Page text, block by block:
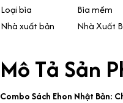
Loại bìa
Bìa mềm
Nhà xuất bản
Nhà Xuất
Mô Tả Sản
Combo Sách Ehon Nhật Bản: